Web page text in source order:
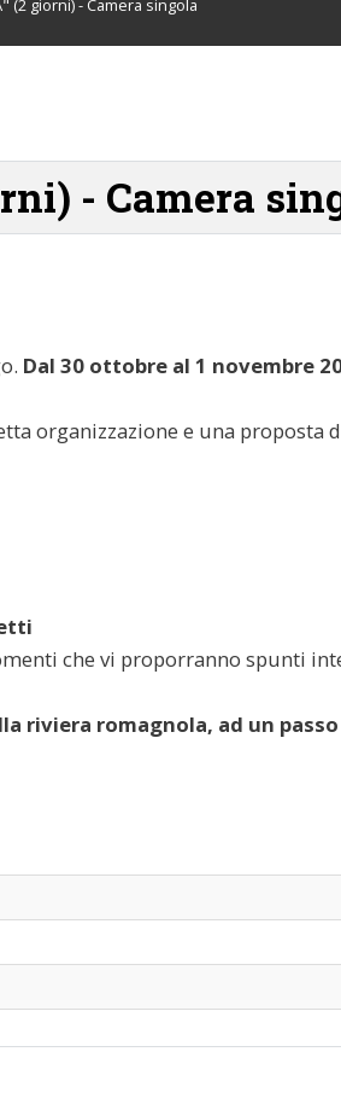
(2 giorni) - Camera singola
- Camera
Dal 30 ottobre al 1 novembre
organizzazione e una proposta
che vi proporranno spunti
riviera romagnola, ad un